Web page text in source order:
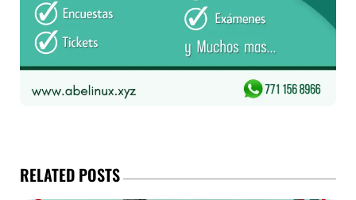
RELATED POSTS